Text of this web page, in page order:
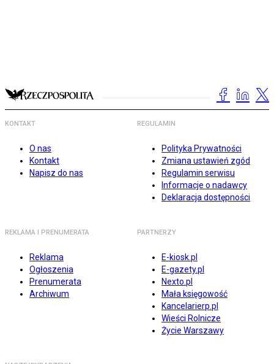
KONTAKT
O nas
Kontakt
Napisz do nas
REGULAMIN
Polityka Prywatności
Zmiana ustawień zgód
Regulamin serwisu
Informacje o nadawcy
Deklaracja dostępności
REKLAMA I PRENUMERATA
Reklama
Ogłoszenia
Prenumerata
Archiwum
PARTNERZY
E-kiosk.pl
E-gazety.pl
Nexto.pl
Mała księgowość
Kancelarierp.pl
Wieści Rolnicze
Życie Warszawy